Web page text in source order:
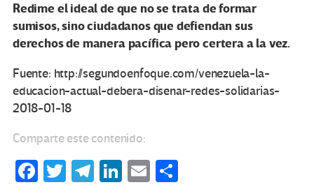
Redime el ideal de que no se trata de formar
sumisos, sino ciudadanos que defiendan sus
derechos de manera pacífica pero certera a la vez.
Fuente: http://segundoenfoque.com/venezuela-la-
educacion-actual-debera-disenar-redes-solidarias-
2018-01-18
Comparte este contenido:
Fa T
Te
Li
E